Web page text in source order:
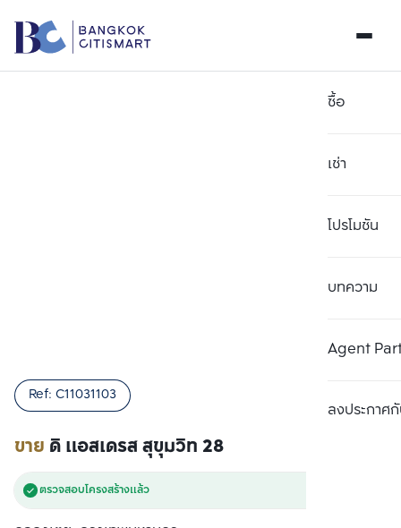
ซื้อ
เช่า
โปรโมชัน
บทความ
Agent
ลงประกาศกั
ขาย ดิ แอสเดรส สุขุมวิท 28
Ref: C11031103
ตรวจสอบโครงสร้างแล้ว